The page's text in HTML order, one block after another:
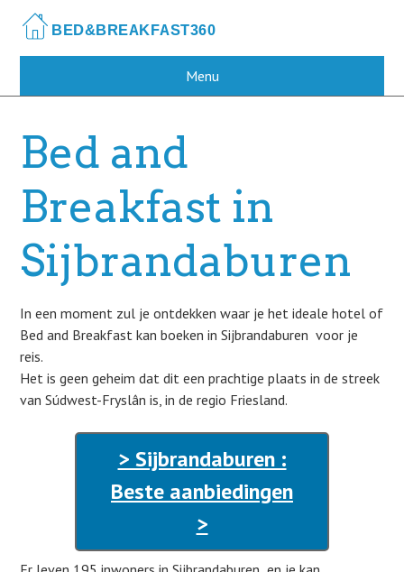
main
Menu
Bed and
Breakfast in
Sijbrandaburen
In een moment zul je ontdekken waar je het ideale hotel of
Bed and Breakfast kan boeken in Sijbrandaburen voor je
reis.
Het is geen geheim dat dit een prachtige plaats in de streek
van Súdwest-Fryslân is, in de regio Friesland.
> Sijbrandaburen :
Beste aanbiedingen
>